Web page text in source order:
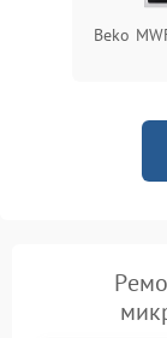
Beko